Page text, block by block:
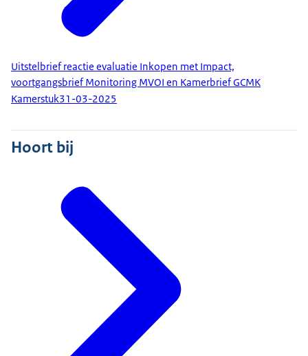
Uitstelbrief reactie evaluatie Inkopen met Impact,
voortgangsbrief Monitoring MVOI en Kamerbrief GCMK
Kamerstuk31-03-2025
Hoort bij